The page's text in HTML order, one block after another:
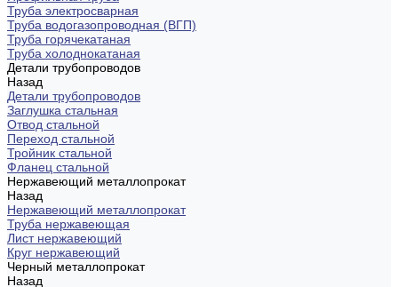
Труба электросварная
Труба водогазопроводная (ВГП)
Труба горячекатаная
Труба холоднокатаная
Детали трубопроводов
Назад
Детали трубопроводов
Заглушка стальная
Отвод стальной
Переход стальной
Тройник стальной
Фланец стальной
Нержавеющий металлопрокат
Назад
Нержавеющий металлопрокат
Труба нержавеющая
Лист нержавеющий
Круг нержавеющий
Черный металлопрокат
Назад